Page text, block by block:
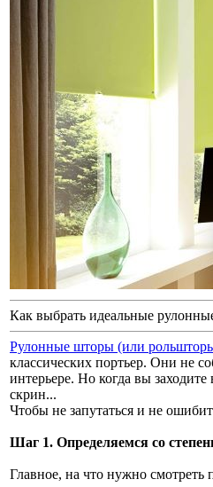
Как выбрать идеальные
Рулонные шторы (или
классических портьер. Они не
интерьере. Но когда вы заходите
скрин...
Чтобы не запутаться и не
Шаг 1. Определяемся со
Главное, на что нужно смотреть